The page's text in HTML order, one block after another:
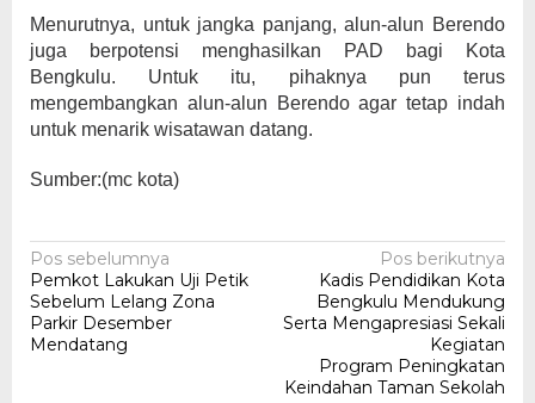
Menurutnya, untuk jangka panjang, alun-alun Berendo
juga berpotensi menghasilkan PAD bagi Kota
Bengkulu. Untuk itu, pihaknya pun terus
mengembangkan alun-alun Berendo agar tetap indah
untuk menarik wisatawan datang.
Sumber:(mc kota)
Navigasi
pos
Pos sebelumnya
Pemkot Lakukan Uji Petik
Sebelum Lelang Zona
Parkir Desember
Mendatang
Pos berikutnya
Kadis Pendidikan Kota
Bengkulu Mendukung
Serta Mengapresiasi Sekali
Kegiatan
Program Peningkatan
Keindahan Taman Sekolah